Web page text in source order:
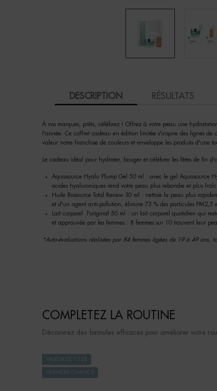
DESCRIPTION RÉSULTATS
À vos marques, prêts, célébrez ! Offrez à votre peau une
l'année. Ce coffret cadeau en édition limitée s'inspire des lignes
valeur notre franchise de couleurs et enveloppe les produits d'une
Le cadeau idéal pour hydrater, bouger et célébrer les fêtes de fin
Aquasource Hyalu Plump Gel 50 ml : avec le gel Aquasource
acides hyaluroniques rend votre peau plus rebondie et plus
Huile Biosource Total Renew 30 ml : nettoie la peau plus
et d'un agent anti-pollution, élimine 73 % des particules PM2,5
Lait corporel l'original 50 ml : un lait corporel quotidien qui
et approuvée par les femmes : 8 femmes sur 10 trouvent leur
*Auto-évaluations réalisées par 84 femmes âgées de 19 à 49 ans,
PDP Slot 3 section Einstein complete your routine
COMPLETEZ LA ROUTINE
Découvrez des formules efficaces pour améliorer votre
VALEUR DE 153$
DERNIÈRE CHANCE